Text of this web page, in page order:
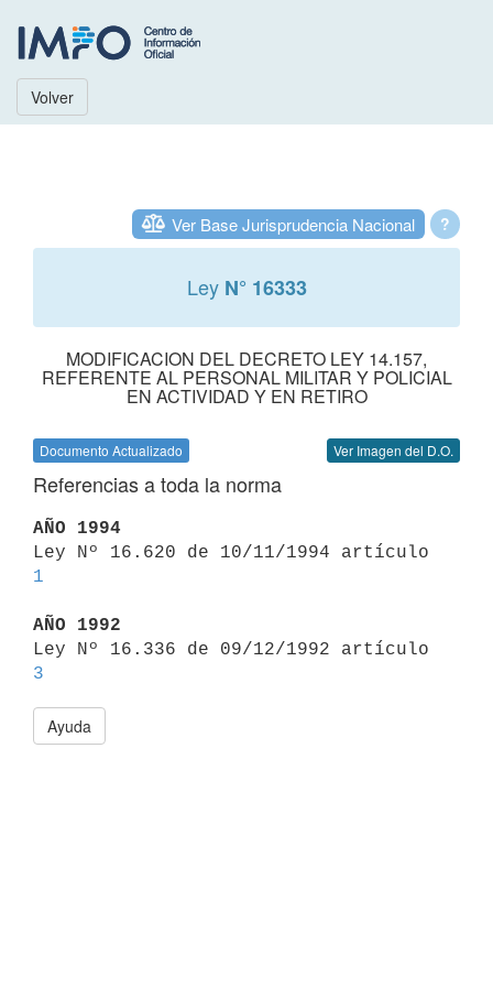
Volver
?
Ver Base Jurisprudencia Nacional
Ley N° 16333
MODIFICACION DEL DECRETO LEY 14.157,
REFERENTE AL PERSONAL MILITAR Y POLICIAL
EN ACTIVIDAD Y EN RETIRO
Documento Actualizado Ver Imagen del D.O.
Referencias a toda la norma
AÑO 1994
1
AÑO 1992
3
Ayuda